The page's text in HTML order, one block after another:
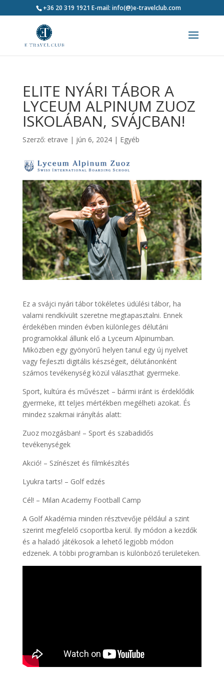
+36 20 319 1921 E-mail: info(@)e-travelclub.com
ELITE NYÁRI TÁBOR A
LYCEUM ALPINUM ZUOZ
ISKOLÁBAN, SVÁJCBAN!
Szerző: etrave | jún 6, 2024| Egyéb
Ez a svájci nyári tábor tökéletes üdülési tábor, ha
valami rendkívülit szeretne megtapasztalni. Ennek
érdekében minden évben különleges délutáni
programokkal állunk elő a Lyceum Alpinumban.
Miközben egy gyönyörű helyen tanul egy új nyelvet
vagy fejleszti digitális készségeit, délutánonként
számos tevékenység közül választhat gyermeke.
Sport, kultúra és művészet – bármi iránt is érdeklődik
gyermeke, itt teljes mértékben megélheti azokat. És
mindez szakmai irányítás alatt:
Zuoz mozgásban! – Sport és szabadidős
tevékenységek
Akció! – Színészet és filmkészítés
Lyukra tarts! – Golf edzés
Cél! – Milan Academy Football Camp
A Golf Akadémia minden résztvevője például a szint
szerint megfelelő csoportba kerül. Ily módon a kezdők
és a haladó játékosok a lehető legjobb módon
edzenek. A többi programban is különböző területeken.